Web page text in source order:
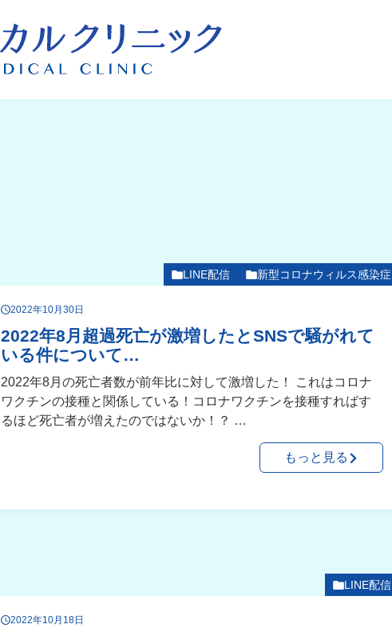
LINE配信 新型コロナウィルス感染症
2022年10月30日
2022年8月超過死亡が激増したとSNSで騒がれて
いる件について…
2022年8月の死亡者数が前年比に対して激増した！ これはコロナ
ワクチンの接種と関係している！コロナワクチンを接種すればす
るほど死亡者が増えたのではないか！？ …
もっと見る
LINE配信
2022年10月18日